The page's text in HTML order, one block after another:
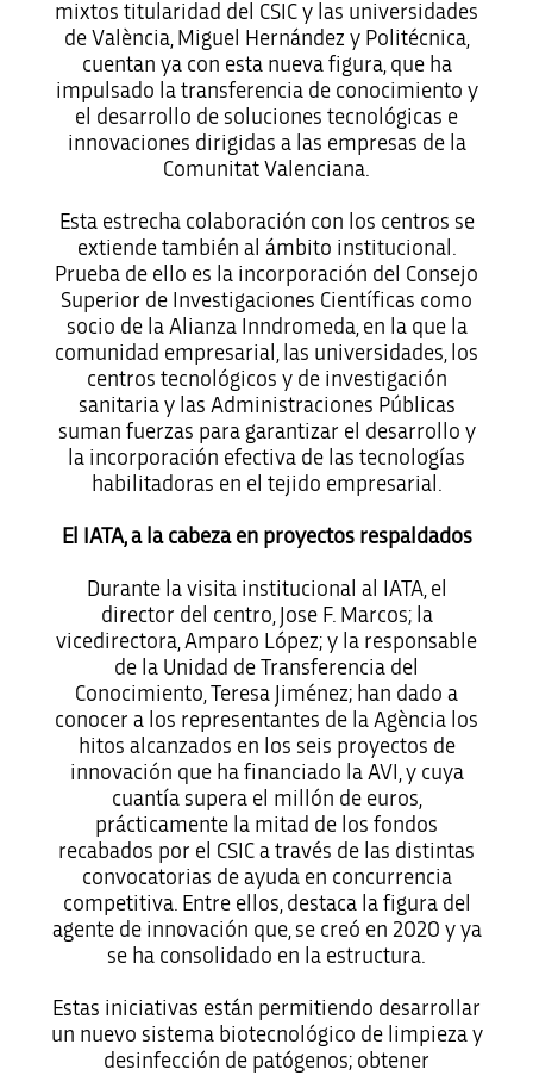
mixtos titularidad del CSIC y las universidades
de València, Miguel Hernández y Politécnica,
cuentan ya con esta nueva figura, que ha
impulsado la transferencia de conocimiento y
el desarrollo de soluciones tecnológicas e
innovaciones dirigidas a las empresas de la
Comunitat Valenciana.
Esta estrecha colaboración con los centros se
extiende también al ámbito institucional.
Prueba de ello es la incorporación del Consejo
Superior de Investigaciones Científicas como
socio de la Alianza Inndromeda, en la que la
comunidad empresarial, las universidades, los
centros tecnológicos y de investigación
sanitaria y las Administraciones Públicas
suman fuerzas para garantizar el desarrollo y
la incorporación efectiva de las tecnologías
habilitadoras en el tejido empresarial.
El IATA, a la cabeza en proyectos respaldados
Durante la visita institucional al IATA, el
director del centro, Jose F. Marcos; la
vicedirectora, Amparo López; y la responsable
de la Unidad de Transferencia del
Conocimiento, Teresa Jiménez; han dado a
conocer a los representantes de la Agència los
hitos alcanzados en los seis proyectos de
innovación que ha financiado la AVI, y cuya
cuantía supera el millón de euros,
prácticamente la mitad de los fondos
recabados por el CSIC a través de las distintas
convocatorias de ayuda en concurrencia
competitiva. Entre ellos, destaca la figura del
agente de innovación que, se creó en 2020 y ya
se ha consolidado en la estructura.
Estas iniciativas están permitiendo desarrollar
un nuevo sistema biotecnológico de limpieza y
desinfección de patógenos; obtener